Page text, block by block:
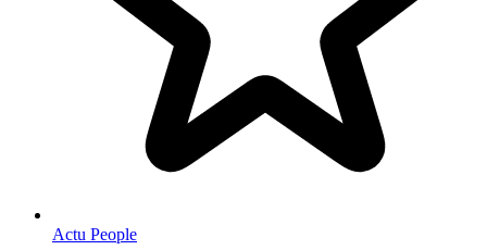
Actu People